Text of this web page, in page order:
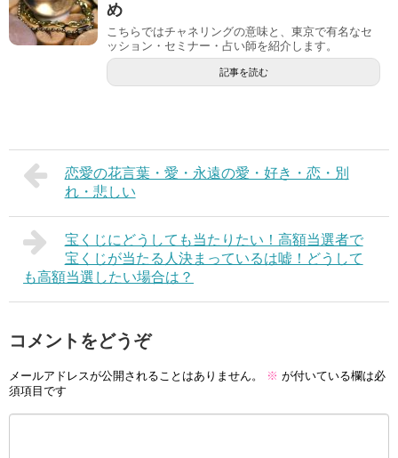
め
こちらではチャネリングの意味と、東京で有名なセ
ッション・セミナー・占い師を紹介します。
記事を読む
恋愛の花言葉・愛・永遠の愛・好き・恋・別
れ・悲しい
宝くじにどうしても当たりたい！高額当選者で
宝くじが当たる人決まっているは嘘！どうして
も高額当選したい場合は？
コメントをどうぞ
メールアドレスが公開されることはありません。 ※ が付いている欄は必
須項目です